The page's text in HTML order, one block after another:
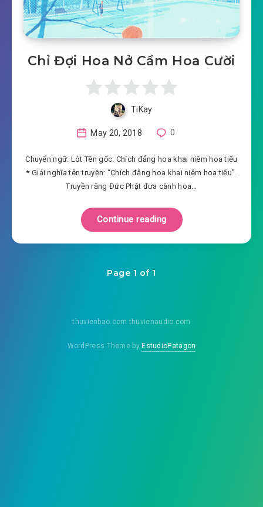
Chỉ Đợi Hoa Nở Cầm Hoa Cười
TiKay
May 20, 2018 0
Chuyển ngữ: Lót Tên gốc: Chích đẳng hoa khai niêm hoa tiếu
* Giải nghĩa tên truyện: “Chích đẳng hoa khai niêm hoa tiếu”.
Truyền rằng Đức Phật đưa cành hoa…
Continue reading
Page 1 of 1
thuvienbao.com thuvienaudio.com
WordPress Theme byEstudioPatagon